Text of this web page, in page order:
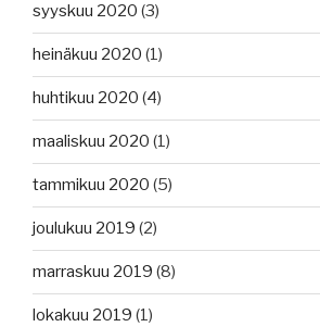
syyskuu 2020 (3)
heinäkuu 2020 (1)
huhtikuu 2020 (4)
maaliskuu 2020 (1)
tammikuu 2020 (5)
joulukuu 2019 (2)
marraskuu 2019 (8)
lokakuu 2019 (1)